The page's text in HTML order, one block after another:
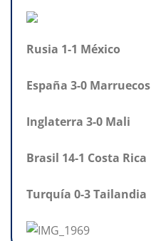
Rusia 1-1 México
España 3-0 Marruecos
Inglaterra 3-0 Mali
Brasil 14-1 Costa Rica
Turquía 0-3 Tailandia